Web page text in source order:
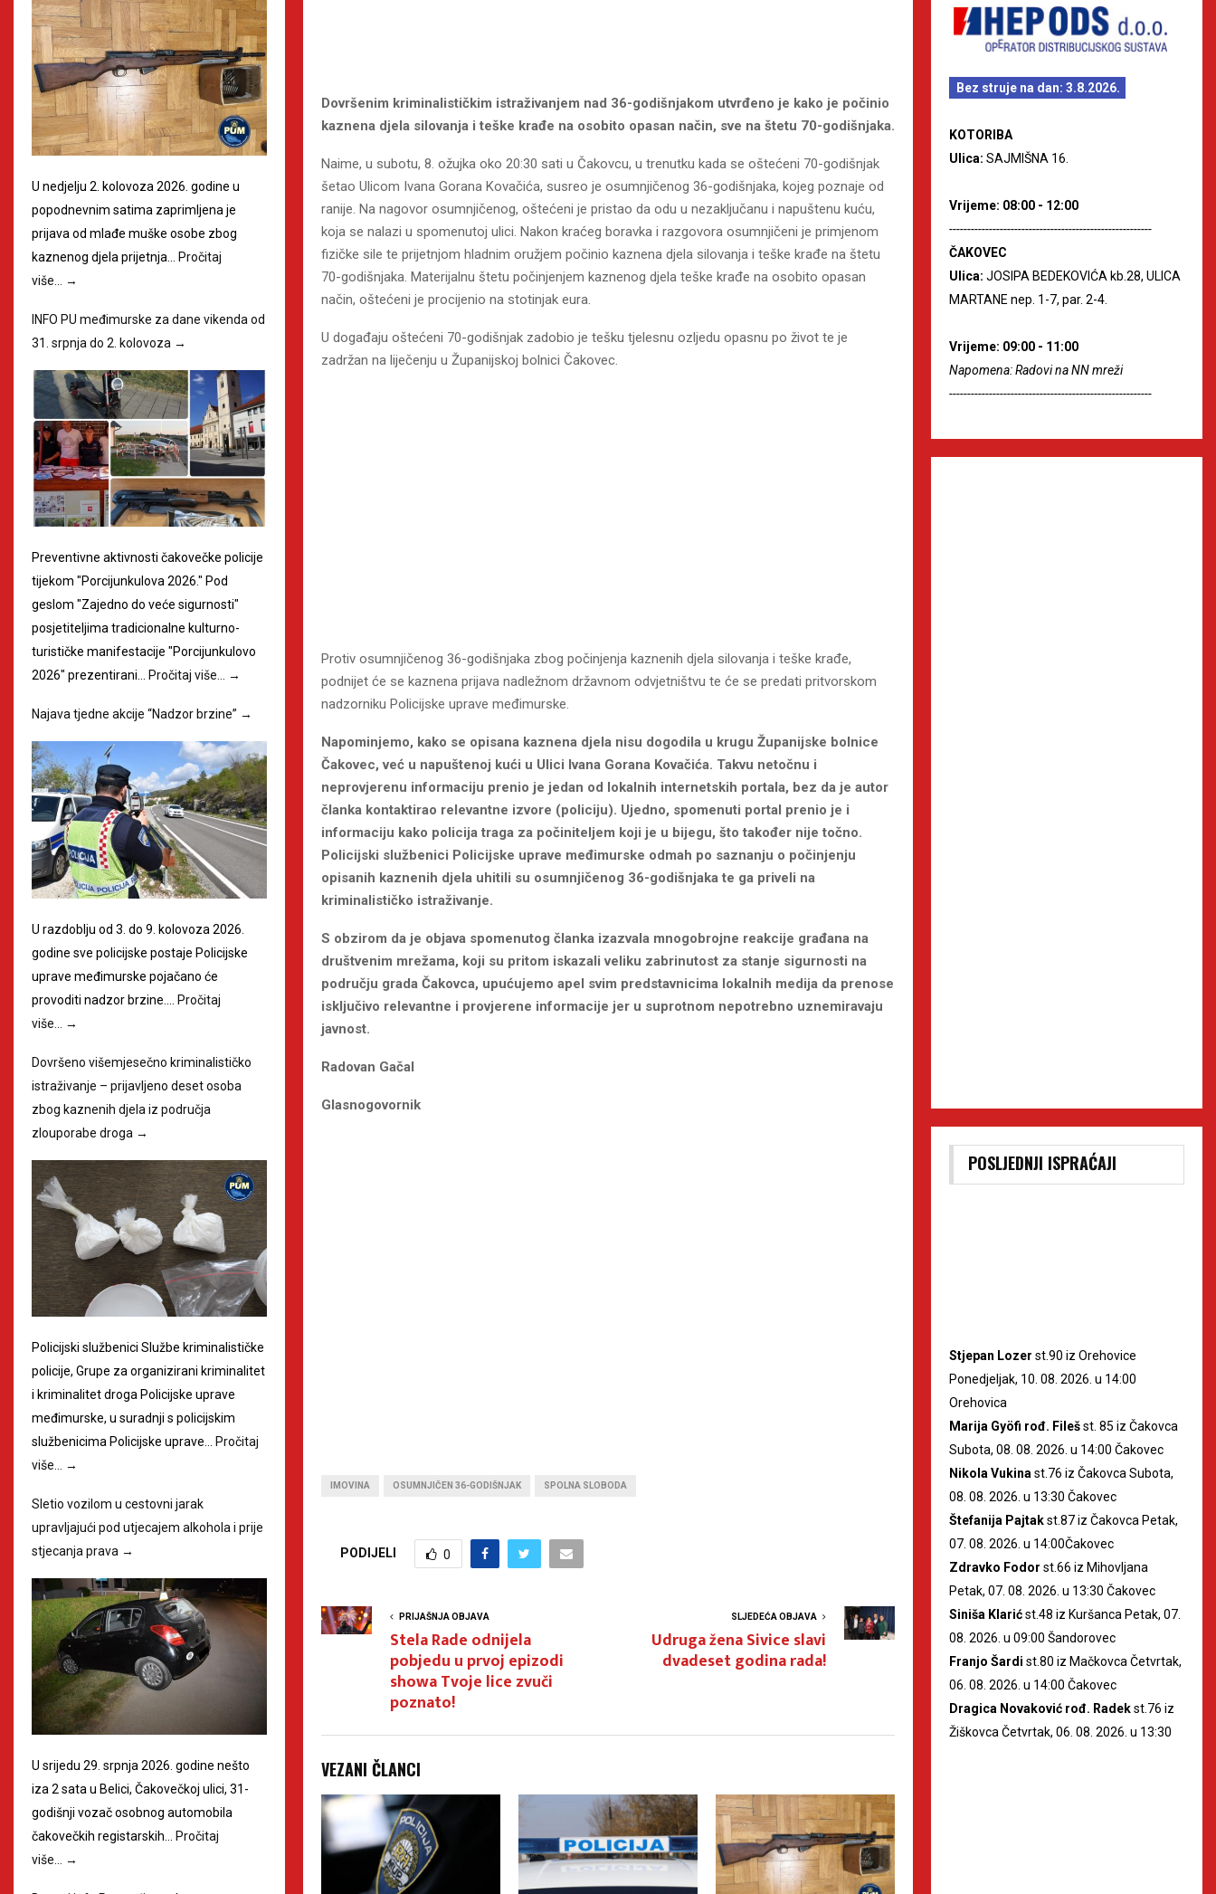
Dovršenim kriminalističkim istraživanjem nad 36-godišnjakom utvrđeno je kako je počinio
kaznena djela silovanja i teške krađe na osobito opasan način, sve na štetu 70-godišnjaka.
Naime, u subotu, 8. ožujka oko 20:30 sati u Čakovcu, u trenutku kada se oštećeni 70-godišnjak
šetao Ulicom Ivana Gorana Kovačića, susreo je osumnjičenog 36-godišnjaka, kojeg poznaje od
ranije. Na nagovor osumnjičenog, oštećeni je pristao da odu u nezaključanu i napuštenu kuću,
koja se nalazi u spomenutoj ulici. Nakon kraćeg boravka i razgovora osumnjičeni je primjenom
fizičke sile te prijetnjom hladnim oružjem počinio kaznena djela silovanja i teške krađe na štetu
70-godišnjaka. Materijalnu štetu počinjenjem kaznenog djela teške krađe na osobito opasan
način, oštećeni je procijenio na stotinjak eura.
U događaju oštećeni 70-godišnjak zadobio je tešku tjelesnu ozljedu opasnu po život te je
zadržan na liječenju u Županijskoj bolnici Čakovec.
Protiv osumnjičenog 36-godišnjaka zbog počinjenja kaznenih djela silovanja i teške krađe,
podnijet će se kaznena prijava nadležnom državnom odvjetništvu te će se predati pritvorskom
nadzorniku Policijske uprave međimurske.
Napominjemo, kako se opisana kaznena djela nisu dogodila u krugu Županijske bolnice
Čakovec, već u napuštenoj kući u Ulici Ivana Gorana Kovačića. Takvu netočnu i
neprovjerenu informaciju prenio je jedan od lokalnih internetskih portala, bez da je autor
članka kontaktirao relevantne izvore (policiju). Ujedno, spomenuti portal prenio je i
informaciju kako policija traga za počiniteljem koji je u bijegu, što također nije točno.
Policijski službenici Policijske uprave međimurske odmah po saznanju o počinjenju
opisanih kaznenih djela uhitili su osumnjičenog 36-godišnjaka te ga priveli na
kriminalističko istraživanje.
S obzirom da je objava spomenutog članka izazvala mnogobrojne reakcije građana na
društvenim mrežama, koji su pritom iskazali veliku zabrinutost za stanje sigurnosti na
području grada Čakovca, upućujemo apel svim predstavnicima lokalnih medija da prenose
isključivo relevantne i provjerene informacije jer u suprotnom nepotrebno uznemiravaju
javnost.
Radovan Gačal
Glasnogovornik
IMOVINA OSUMNJIČEN 36-GODIŠNJAK SPOLNA SLOBODA
PODIJELI 0
PRIJAŠNJA OBJAVA
Stela Rade odnijela
pobjedu u prvoj epizodi
showa Tvoje lice zvuči
poznato!
SLJEDEĆA OBJAVA
Udruga žena Sivice slavi
dvadeset godina rada!
VEZANI ČLANCI
U nedjelju 2. kolovoza 2026. godine u
popodnevnim satima zaprimljena je
prijava od mlađe muške osobe zbog
kaznenog djela prijetnja…
Pročitaj
više…
→
INFO PU međimurske za dane vikenda od
31. srpnja do 2. kolovoza →
Preventivne aktivnosti čakovečke policije
tijekom "Porcijunkulova 2026." Pod
geslom "Zajedno do veće sigurnosti"
posjetiteljima tradicionalne kulturno-
turističke manifestacije "Porcijunkulovo
2026" prezentirani… Pročitaj više… →
Najava tjedne akcije “Nadzor brzine” →
U razdoblju od 3. do 9. kolovoza 2026.
godine sve policijske postaje Policijske
uprave međimurske pojačano će
provoditi nadzor brzine.… Pročitaj
više…
→
Dovršeno višemjesečno kriminalističko
istraživanje – prijavljeno deset osoba
zbog kaznenih djela iz područja
zlouporabe droga →
Policijski službenici Službe kriminalističke
policije, Grupe za organizirani kriminalitet
i kriminalitet droga Policijske uprave
međimurske, u suradnji s policijskim
službenicima Policijske uprave…
Pročitaj
više…
→
Sletio vozilom u cestovni jarak
upravljajući pod utjecajem alkohola i prije
stjecanja prava →
U srijedu 29. srpnja 2026. godine nešto
iza 2 sata u Belici, Čakovečkoj ulici, 31-
godišnji vozač osobnog automobila
čakovečkih registarskih…
Pročitaj
više…
→
Bez struje na dan: 3.8.2026.
KOTORIBA
Ulica: SAJMIŠNA 16.
Vrijeme: 08:00 - 12:00
--------------------------------------------------------
ČAKOVEC
Ulica: JOSIPA BEDEKOVIĆA kb.28, ULICA
MARTANE nep. 1-7, par. 2-4.
Vrijeme: 09:00 - 11:00
Napomena: Radovi na NN mreži
--------------------------------------------------------
POSLJEDNJI ISPRAĆAJI
Stjepan Lozer st.90 iz Orehovice
Ponedjeljak, 10. 08. 2026. u 14:00
Orehovica
Marija Gyöfi rođ. Filešst. 85 iz Čakovca
Subota, 08. 08. 2026. u 14:00 Čakovec
Nikola Vukina st.76 iz Čakovca Subota,
08. 08. 2026. u 13:30 Čakovec
Štefanija Pajtakst.87 iz Čakovca Petak,
07. 08. 2026. u 14:00Čakovec
Zdravko Fodor st.66 iz Mihovljana
Petak, 07. 08. 2026. u 13:30 Čakovec
Siniša Klarićst.48 iz Kuršanca Petak, 07.
08. 2026. u 09:00 Šandorovec
Franjo Šardi st.80 iz Mačkovca Četvrtak,
06. 08. 2026. u 14:00 Čakovec
Dragica Novaković rođ. Radekst.76 iz
Žiškovca Četvrtak, 06. 08. 2026. u 13:30